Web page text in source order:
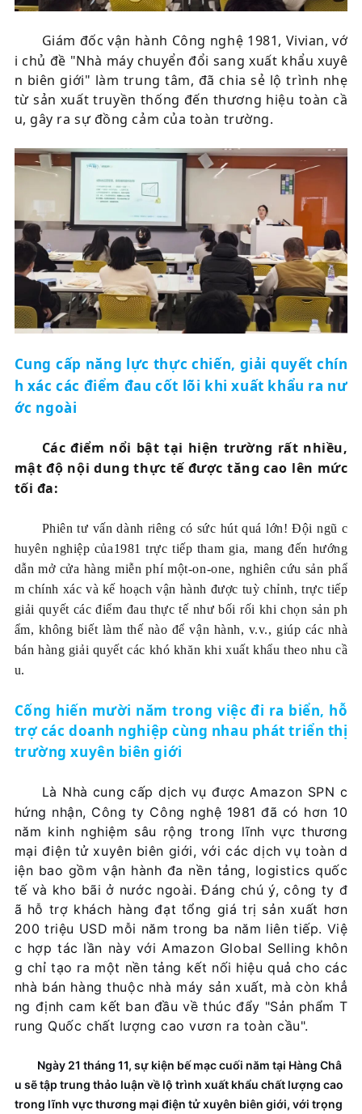
Giám đốc vận hành Công nghệ 1981, Vivian, vớ
i chủ đề "Nhà máy chuyển đổi sang xuất khẩu xuyê
n biên giới" làm trung tâm, đã chia sẻ lộ trình nhẹ
từ sản xuất truyền thống đến thương hiệu toàn cầ
u, gây ra sự đồng cảm của toàn trường.
Cung cấp năng lực thực chiến, giải quyết chín
h xác các điểm đau cốt lõi khi xuất khẩu ra nư
ớc ngoài
Các điểm nổi bật tại hiện trường rất nhiều,
mật độ nội dung thực tế được tăng cao lên mức
tối đa:
Phiên tư vấn dành riêng có sức hút quá lớn! Đội ngũ c
huyên nghiệp của1981 trực tiếp tham gia, mang đến hướng
dẫn mở cửa hàng miễn phí một-on-one, nghiên cứu sản phẩ
m chính xác và kế hoạch vận hành được tuỳ chỉnh, trực tiếp
giải quyết các điểm đau thực tế như bối rối khi chọn sản ph
ẩm, không biết làm thế nào để vận hành, v.v., giúp các nhà
bán hàng giải quyết các khó khăn khi xuất khẩu theo nhu cầ
u.
Cống hiến mười năm trong việc đi ra biển, hỗ
trợ các doanh nghiệp cùng nhau phát triển thị
trường xuyên biên giới
Là Nhà cung cấp dịch vụ được Amazon SPN c
hứng nhận, Công ty Công nghệ 1981 đã có hơn 10
năm kinh nghiệm sâu rộng trong lĩnh vực thương
mại điện tử xuyên biên giới, với các dịch vụ toàn d
iện bao gồm vận hành đa nền tảng, logistics quốc
tế và kho bãi ở nước ngoài. Đáng chú ý, công ty đ
ã hỗ trợ khách hàng đạt tổng giá trị sản xuất hơn
200 triệu USD mỗi năm trong ba năm liên tiếp. Việ
c hợp tác lần này với Amazon Global Selling khôn
g chỉ tạo ra một nền tảng kết nối hiệu quả cho các
nhà bán hàng thuộc nhà máy sản xuất, mà còn khẳ
ng định cam kết ban đầu về thúc đẩy "Sản phẩm T
rung Quốc chất lượng cao vươn ra toàn cầu".
Ngày 21 tháng 11, sự kiện bế mạc cuối năm tại Hàng Châ
u sẽ tập trung thảo luận về lộ trình xuất khẩu chất lượng cao
trong lĩnh vực thương mại điện tử xuyên biên giới, với trọng